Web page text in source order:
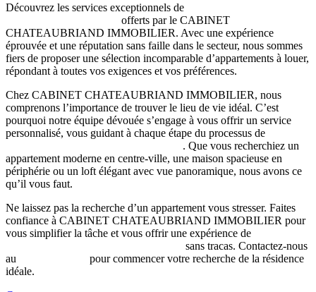
Découvrez les services exceptionnels de
offerts par le CABINET
CHATEAUBRIAND IMMOBILIER. Avec une expérience
éprouvée et une réputation sans faille dans le secteur, nous sommes
fiers de proposer une sélection incomparable d’appartements à louer,
répondant à toutes vos exigences et vos préférences.
Chez CABINET CHATEAUBRIAND IMMOBILIER, nous
comprenons l’importance de trouver le lieu de vie idéal. C’est
pourquoi notre équipe dévouée s’engage à vous offrir un service
personnalisé, vous guidant à chaque étape du processus de
. Que vous recherchiez un
appartement moderne en centre-ville, une maison spacieuse en
périphérie ou un loft élégant avec vue panoramique, nous avons ce
qu’il vous faut.
Ne laissez pas la recherche d’un appartement vous stresser. Faites
confiance à CABINET CHATEAUBRIAND IMMOBILIER pour
vous simplifier la tâche et vous offrir une expérience de
sans tracas. Contactez-nous
au
pour commencer votre recherche de la résidence
idéale.